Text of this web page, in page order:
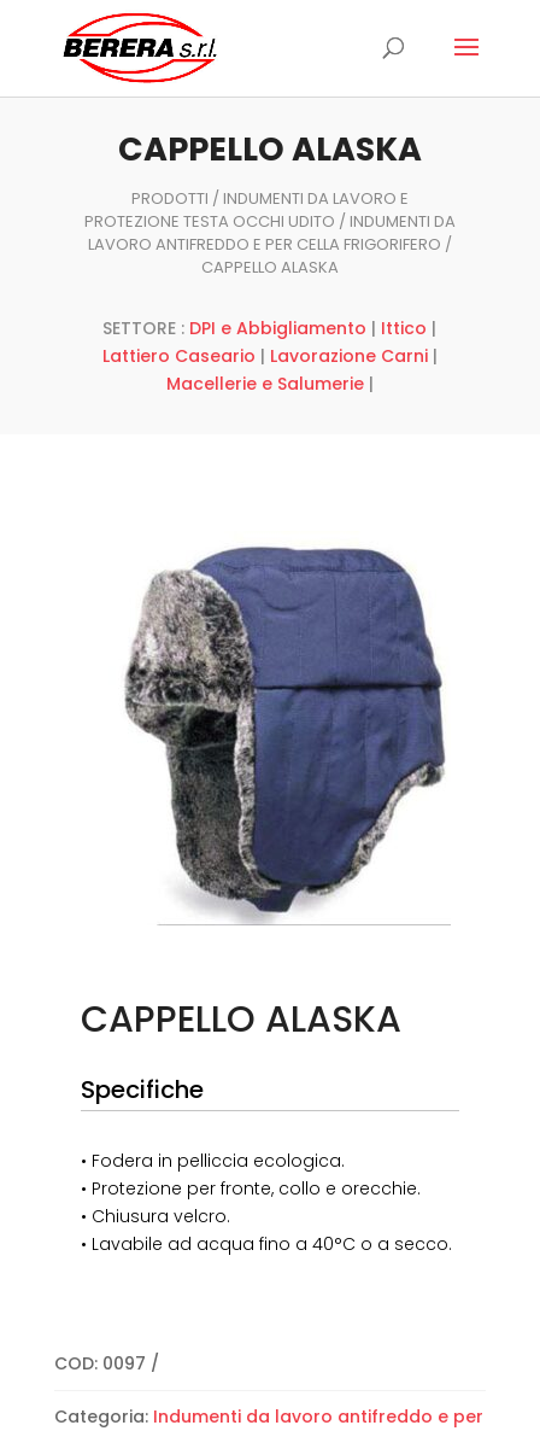
prodotti
CAPPELLO ALASKA
PRODOTTI / INDUMENTI DA LAVORO E
PROTEZIONE TESTA OCCHI UDITO / INDUMENTI DA
LAVORO ANTIFREDDO E PER CELLA FRIGORIFERO /
CAPPELLO ALASKA
SETTORE : DPI e Abbigliamento | Ittico |
Lattiero Caseario | Lavorazione Carni|
Macellerie e Salumerie|
CAPPELLO ALASKA
Specifiche
• Fodera in pelliccia ecologica.
• Protezione per fronte, collo e orecchie.
• Chiusura velcro.
• Lavabile ad acqua fino a 40°C o a secco.
COD: 0097
Categoria: Indumenti da lavoro antifreddo e per